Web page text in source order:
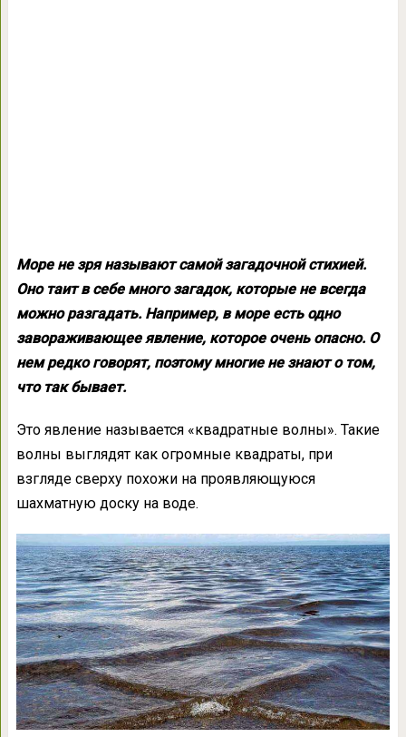
Море не зря называют самой загадочной стихией.
Оно таит в себе много загадок, которые не всегда
можно разгадать. Например, в море есть одно
завораживающее явление, которое очень опасно. О
нем редко говорят, поэтому многие не знают о том,
что так бывает.
Это явление называется «квадратные волны». Такие
волны выглядят как огромные квадраты, при
взгляде сверху похожи на проявляющуюся
шахматную доску на воде.